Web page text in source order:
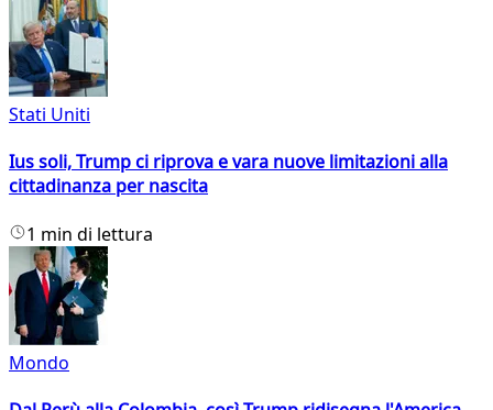
Stati Uniti
Ius soli, Trump ci riprova e vara nuove limitazioni alla
cittadinanza per nascita
1 min di lettura
Mondo